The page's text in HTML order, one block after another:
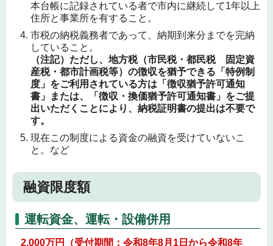
本台帳に記録されている者で市内に継続して1年以上
住所と事業所を有すること。
市税の納税義務者であって、納期到来分までを完納
していること。
（注記）ただし、地方税（市民税・都民税 固定資
産税・都市計画税等）の徴収を猶予できる「特例制
度」をご利用されている方は「徴収猶予許可通知
書」または、「徴収・換価猶予許可通知書」をご提
出いただくことにより、納税証明書の提出は不要で
す。
現在この制度による資金の融資を受けていないこ
と。など
融資限度額
運転資金、運転・設備併用
2,000万円
（受付期間：令和8年8月1日から令和8年